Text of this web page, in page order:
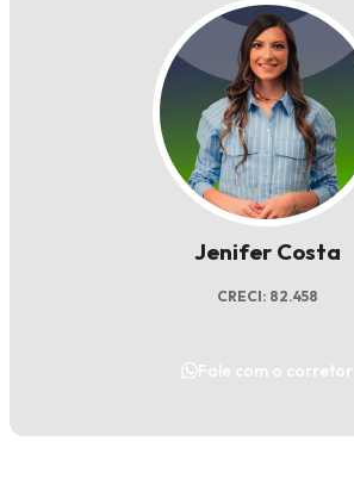
Jenifer Costa
CRECI: 82.458
Fale com o corretor